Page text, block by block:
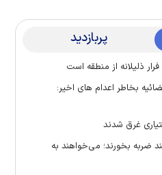
پربازدید
ذلیلانه از منطقه است
بخاطر اعدام های اخیر:
ضربه بخورند؛ می‌خواهند به